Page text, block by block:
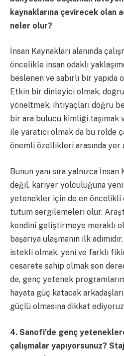
kaynaklarına çevirecek olan
neler olur?
İnsan Kaynakları alanında
öncelikle insan odaklı
beslenen ve sabırlı bir yapıda
Etkin bir dinleyici olmak,
yöneltmek, ihtiyaçları doğru
bir ara bulucu kimliği taşımak
ile yaratıcı olmak da bu rolde
önemli özellikleri arasında yer
Bunun yanı sıra yalnızca
değil, kariyer yolculuğuna
yetenekler için de en öncelikli
tutum sergilemeleri olur.
kendini geliştirmeye meraklı
başarıya ulaşmanın ilk
istekli olmak, yeni ve farklı
cesarete sahip olmak son
de, genç yetenek
hayata güç katacak
güçlü olmasına dikkat
4. Sanofi’de genç
çalışmalar yapıyorsunuz?